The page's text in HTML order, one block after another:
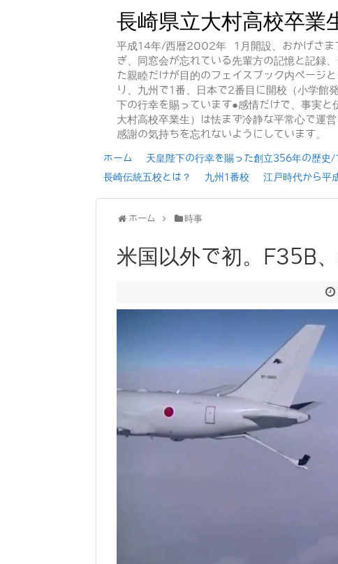
長崎県立大村高校卒業
平成14年/西暦2002年 1月開設、おかげさま
ぎ、同窓会が忘れている先輩方の記憶と記録
た親睦だけが目的のフェイスブック内ページ
り、九州で1番、日本で2番目に開校（小学
下の行幸を賜っています●感情だけで、事実
大村高校卒業生）は怯まず冷静な平常心で運
感謝の気持ちを忘れないようにしています。
ホーム 天皇陛下の行幸を賜った創立356年の歴史
長崎伝統五校とは？
九州1番校 江戸時代から平
ホーム 時事
米国以外で初。F35B